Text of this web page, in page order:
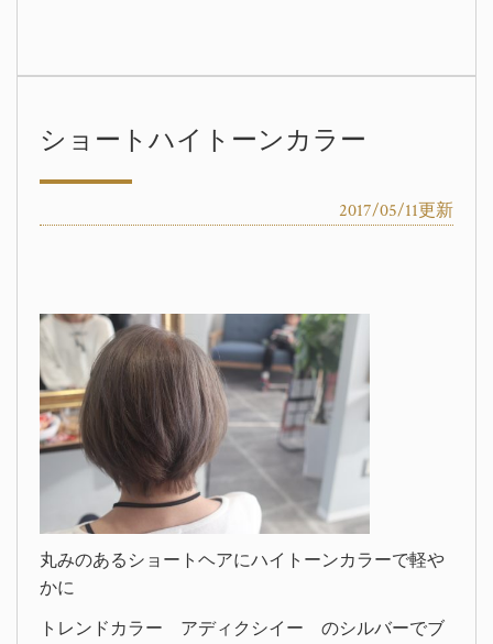
ショートハイトーンカラー
2017/05/11更新
丸みのあるショートヘアにハイトーンカラーで軽や
かに
トレンドカラー アディクシイー のシルバーでブ